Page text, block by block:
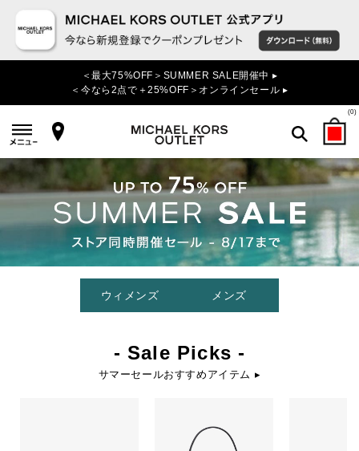
＜最大75%OFF＞SUMMER SALE開催中 ▸
＜今なら2点で＋25%OFF＞オンラインセール ▸
(0)
検索
ウィメンズ メンズ
- Sale Picks -
サマーセールおすすめアイテム ▸